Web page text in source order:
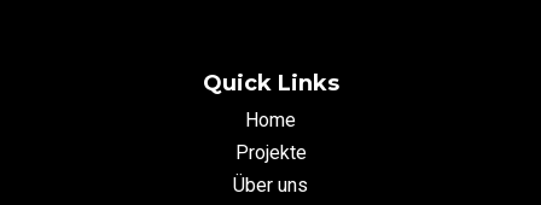
Quick Links
Home
Projekte
Über uns